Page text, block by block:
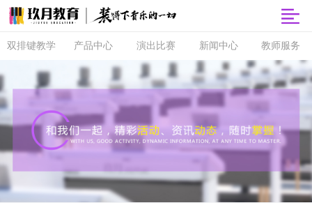
双排键教学
双排键
课程体系
直营校区
音协考级
双排键升级
产品中心
玖月商城
玖月智能音
玖月琴房
玖月琴房云
玖月·音悦岛
演出比赛
音乐会
央视演出
玖乐团
新闻中心
品牌动态
精彩活动
教育分享
视频专区
教师服务
师资培训
玖月教师俱
师资查询
全国师资招